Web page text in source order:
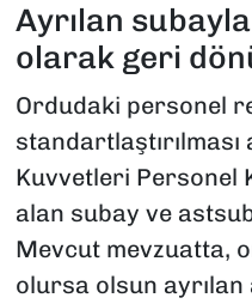
Ayrılan
olarak geri
Ordudaki personel
standartlaştırılması
Kuvvetleri Personel
alan subay ve
Mevcut mevzuatta,
olursa olsun ayrılan